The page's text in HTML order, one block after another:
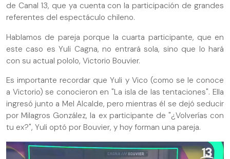
de Canal 13, que ya cuenta con la participación de grandes
referentes del espectáculo chileno.
Hablamos de pareja porque la cuarta participante, que en
este caso es Yuli Cagna, no entrará sola, sino que lo hará
con su actual pololo, Victorio Bouvier.
Es importante recordar que Yuli y Vico (como se le conoce
a Victorio) se conocieron en "La isla de las tentaciones". Ella
ingresó junto a Mel Alcalde, pero mientras él se dejó seducir
por Milagros González, la ex participante de "¿Volverías con
tu ex?", Yuli optó por Bouvier, y hoy forman una pareja.